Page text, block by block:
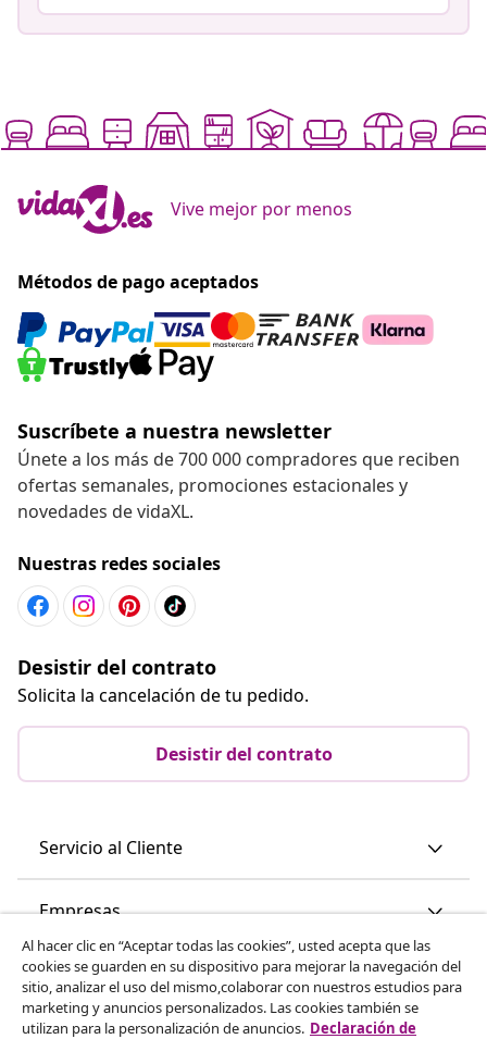
Vive mejor por menos
Métodos de pago aceptados
Suscríbete a nuestra newsletter
Únete a los más de 700 000 compradores que reciben
ofertas semanales, promociones estacionales y
novedades de vidaXL.
Nuestras redes sociales
Desistir del contrato
Solicita la cancelación de tu pedido.
Desistir del contrato
Servicio al Cliente
Empresas
vidaXL
Al hacer clic en “Aceptar todas las cookies”, usted acepta que las
cookies se guarden en su dispositivo para mejorar la navegación del
sitio, analizar el uso del mismo,colaborar con nuestros estudios para
marketing y anuncios personalizados. Las cookies también se
utilizan para la personalización de anuncios. Declaración de